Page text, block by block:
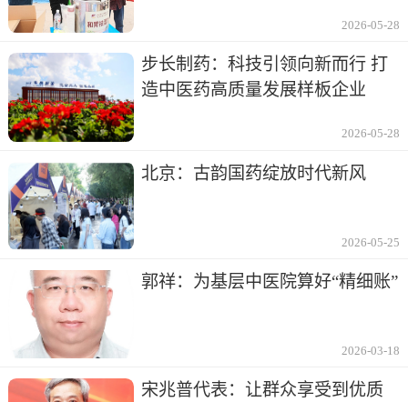
2026-05-28
步长制药：科技引领向新而行 打
造中医药高质量发展样板企业
2026-05-28
北京：古韵国药绽放时代新风
2026-05-25
郭祥：为基层中医院算好“精细账”
2026-03-18
宋兆普代表：让群众享受到优质